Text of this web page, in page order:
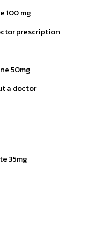
100 mg
prescription
50mg
a doctor
35mg